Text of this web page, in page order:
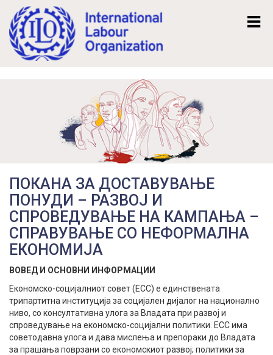
ПОКАНА ЗА ДОСТАВУВАЊЕ
ПОНУДИ – РАЗВОЈ И
СПРОВЕДУВАЊЕ НА КАМПАЊА –
СПРАВУВАЊЕ СО НЕФОРМАЛНА
ЕКОНОМИЈА
ВОВЕД И ОСНОВНИ ИНФОРМАЦИИ
Економско-социјалниот совет (ЕСС) е единствената
трипартитна институција за социјален дијалог на национално
ниво, со консултативна улога за Владата при развој и
спроведување на економско-социјални политики. ЕСС има
советодавна улога и дава мислења и препораки до Владата
за прашања поврзани со економскиот развој; политики за